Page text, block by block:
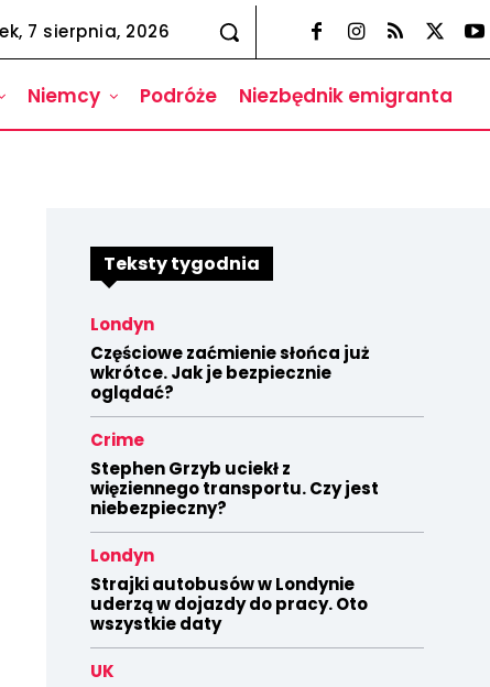
7 sierpnia, 2026
Niemcy Podróże Niezbędnik emigranta
Teksty tygodnia
Londyn
Częściowe zaćmienie słońca już
wkrótce. Jak je bezpiecznie
oglądać?
Crime
Stephen Grzyb uciekł z
więziennego transportu. Czy jest
niebezpieczny?
Londyn
Strajki autobusów w Londynie
uderzą w dojazdy do pracy. Oto
wszystkie daty
UK